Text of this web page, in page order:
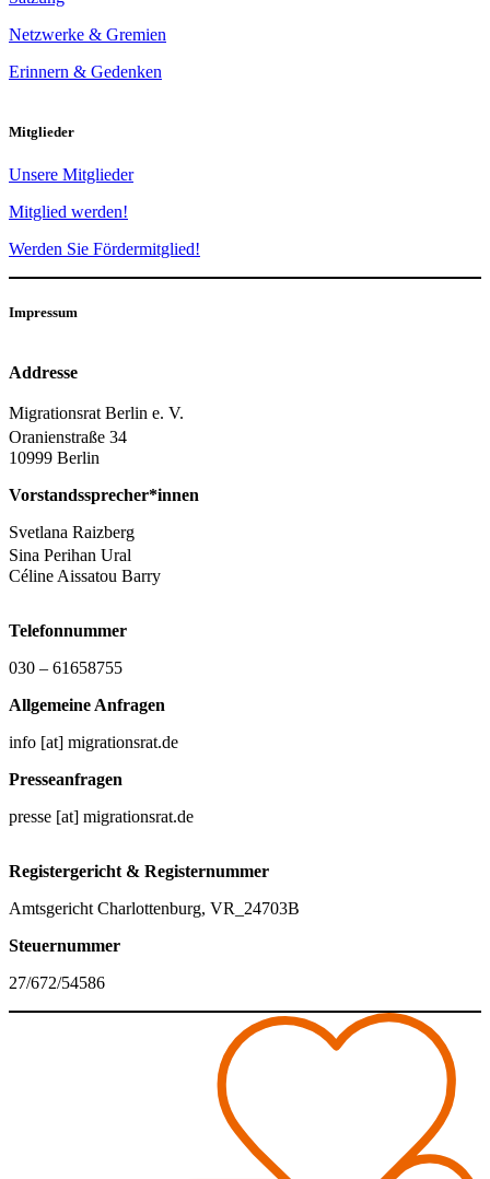
Netzwerke & Gremien
Erinnern & Gedenken
Mitglieder
Unsere Mitglieder
Mitglied werden!
Werden Sie Fördermitglied!
Impressum
Addresse
Migrationsrat Berlin e. V.
Oranienstraße 34
10999 Berlin
Vorstandssprecher*innen
Svetlana Raizberg
Sina Perihan Ural
Céline Aissatou Barry
Telefonnummer
030 – 61658755
Allgemeine Anfragen
info [at] migrationsrat.de
Presseanfragen
presse [at] migrationsrat.de
Registergericht & Registernummer
Amtsgericht Charlottenburg, VR_24703B
Steuernummer
27/672/54586